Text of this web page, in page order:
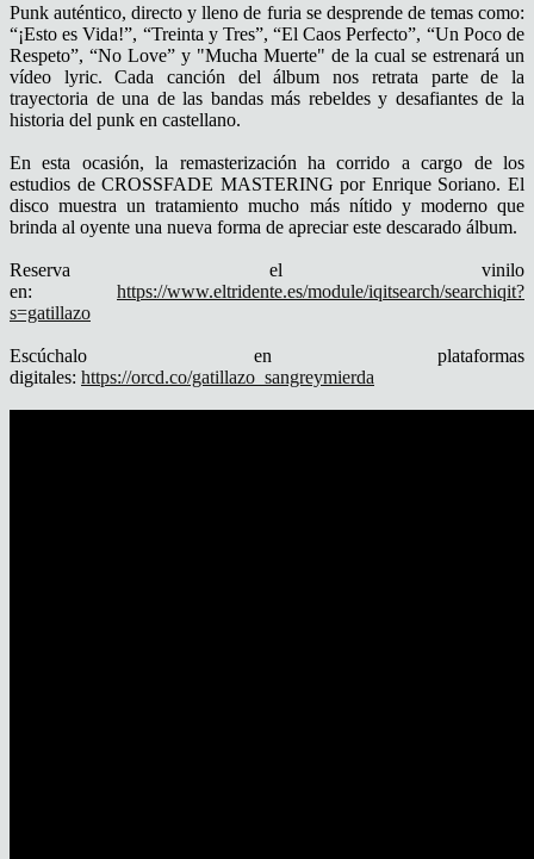
Punk auténtico, directo y lleno de furia se desprende de temas como:
“¡Esto es Vida!”, “Treinta y Tres”, “El Caos Perfecto”, “Un Poco de
Respeto”, “No Love” y "Mucha Muerte" de la cual se estrenará un
vídeo lyric. Cada canción del álbum nos retrata parte de la
trayectoria de una de las bandas más rebeldes y desafiantes de la
historia del punk en castellano.
En esta ocasión, la remasterización ha corrido a cargo de los
estudios de CROSSFADE MASTERING por Enrique Soriano. El
disco muestra un tratamiento mucho más nítido y moderno que
brinda al oyente una nueva forma de apreciar este descarado álbum.
Reserva el vinilo
en: https://www.eltridente.es/module/iqitsearch/searchiqit?
s=gatillazo
Escúchalo en plataformas
digitales: https://orcd.co/gatillazo_sangreymierda